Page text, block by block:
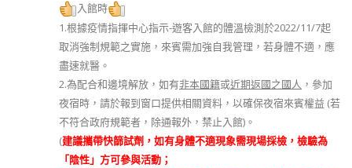
入館時
1.根據疫情指揮中心指示-遊客入館的體溫檢測於2022/11/7起
取消強制規範之實施，來賓需加強自我管理，若身體不適，應
盡速就醫。
2.為配合和邊境解放，如有非本國籍或近期返國之國人 ，參加
夜宿時，請於報到窗口提供相關資料，​以確保夜宿來賓權益 (若
不符合政府規範者，除通報外，禁止入館)。
(建議攜帶快篩試劑，如有身體不適現象需現場採檢，檢驗為
「陰性」方可參與活動；